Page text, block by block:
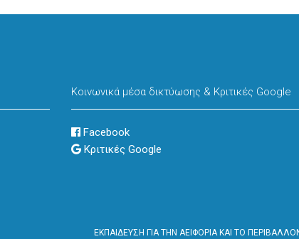
Κοινωνικά μέσα δικτύωσης & Κριτικές Google
Facebook
Κριτικές Google
ΕΚΠΑΙΔΕΥΣΗ ΓΙΑ ΤΗΝ ΑΕΙΦΟΡΙΑ ΚΑΙ ΤΟ